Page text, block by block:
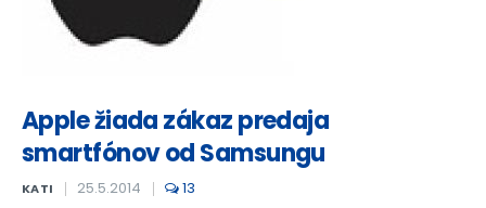
Apple žiada zákaz predaja
smartfónov od Samsungu
KATI 25.5.2014 13